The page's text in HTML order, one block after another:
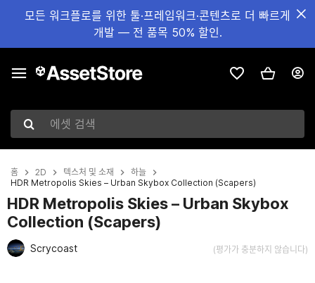
모든 워크플로를 위한 툴·프레임워크·콘텐츠로 더 빠르게
개발 — 전 품목 50% 할인.
에셋 검색
홈 2D 텍스처 및 소재
하늘
HDR Metropolis Skies – Urban Skybox Collection (Scapers)
HDR Metropolis Skies – Urban Skybox
Collection (Scapers)
Scrycoast (평가가 충분하지 않습니다)